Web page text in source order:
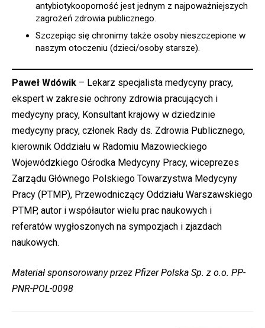
antybiotykooporność jest jednym z najpoważniejszych
zagrożeń zdrowia publicznego.
Szczepiąc się chronimy także osoby nieszczepione w
naszym otoczeniu (dzieci/osoby starsze).
Paweł Wdówik – Lekarz specjalista medycyny pracy,
ekspert w zakresie ochrony zdrowia pracujących i
medycyny pracy, Konsultant krajowy w dziedzinie
medycyny pracy, członek Rady ds. Zdrowia Publicznego,
kierownik Oddziału w Radomiu Mazowieckiego
Wojewódzkiego Ośrodka Medycyny Pracy, wiceprezes
Zarządu Głównego Polskiego Towarzystwa Medycyny
Pracy (PTMP), Przewodniczący Oddziału Warszawskiego
PTMP, autor i współautor wielu prac naukowych i
referatów wygłoszonych na sympozjach i zjazdach
naukowych.
Materiał sponsorowany przez Pfizer Polska Sp. z o.o. PP-
PNR-POL-0098